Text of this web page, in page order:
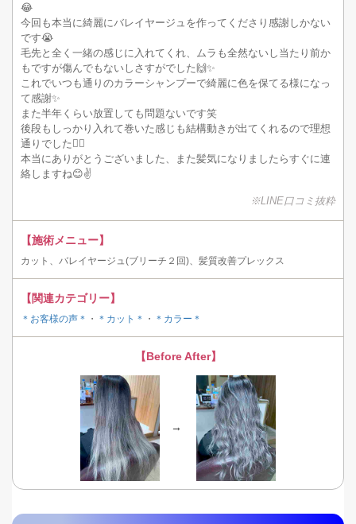
😂
今回も本当に綺麗にバレイヤージュを作ってくださり感謝しかない
です😭
毛先と全く一緒の感じに入れてくれ、ムラも全然ないし当たり前か
もですが傷んでもないしさすがでした🙌✨
これでいつも通りのカラーシャンプーで綺麗に色を保てる様になっ
て感謝✨
また半年くらい放置しても問題ないです笑
後段もしっかり入れて巻いた感じも結構動きが出てくれるので理想
通りでした🙆‍♀️
本当にありがとうございました、また髪気になりましたらすぐに連
絡しますね😊✌️
※LINE口コミ抜粋
【施術メニュー】
カット、バレイヤージュ(ブリーチ２回)、髪質改善プレックス
【関連カテゴリー】
＊お客様の声＊ ・ ＊カット＊ ・ ＊カラー＊
【Before After】
→